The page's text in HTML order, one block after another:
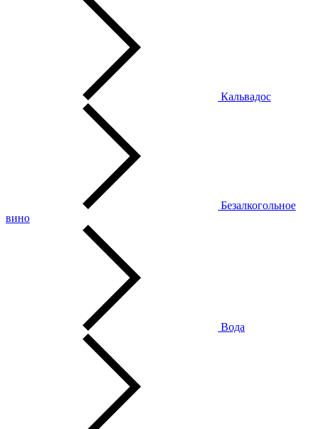
Кальвадос
Безалкогольное
вино
Вода